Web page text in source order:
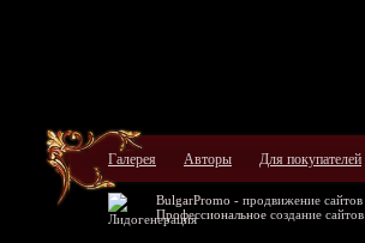
Галерея Авторы Для покупателей
BulgarPromo - продвижение сайтов
Профессиональное создание сайтов